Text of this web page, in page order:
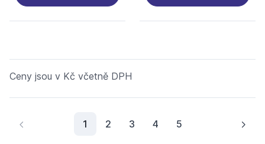
Ceny jsou v Kč včetně DPH
1 Aktuální stránka
2 3 4 5